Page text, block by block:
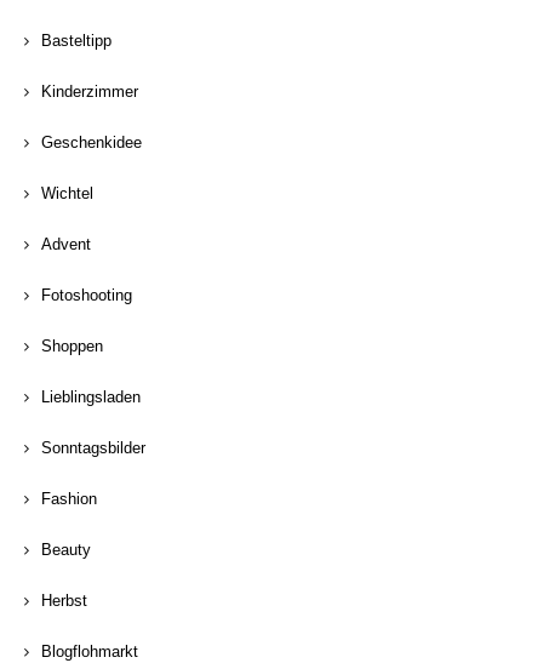
Basteltipp
Kinderzimmer
Geschenkidee
Wichtel
Advent
Fotoshooting
Shoppen
Lieblingsladen
Sonntagsbilder
Fashion
Beauty
Herbst
Blogflohmarkt